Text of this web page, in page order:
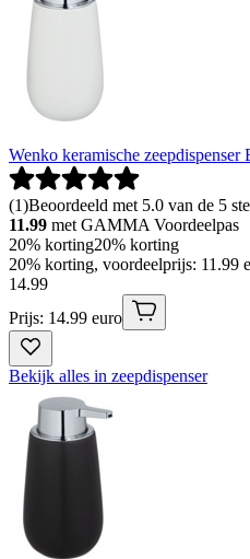
Wenko keramische zeepdispenser
(1)Beoordeeld met 5.0 van de 5
11.99 met GAMMA Voordeelpas
20% korting20% korting
20% korting, voordeelprijs: 11.99
14.99
Prijs: 14.99 euro
Bekijk alles in zeepdispenser